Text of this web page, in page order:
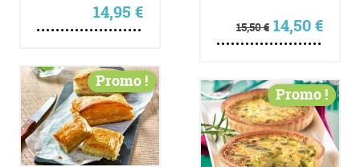
14,95€
15,50€ Le prix
14,50€Le
Promo !
Promo !